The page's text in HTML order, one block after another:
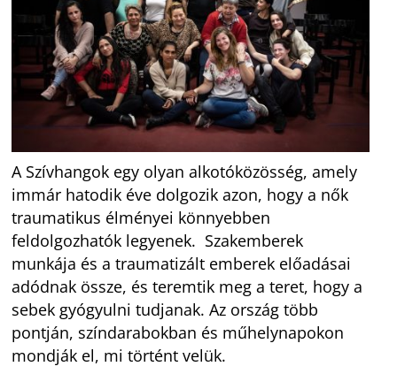
A Szívhangok egy olyan alkotóközösség, amely
immár hatodik éve dolgozik azon, hogy a nők
traumatikus élményei könnyebben
feldolgozhatók legyenek. Szakemberek
munkája és a traumatizált emberek előadásai
adódnak össze, és teremtik meg a teret, hogy a
sebek gyógyulni tudjanak. Az ország több
pontján, színdarabokban és műhelynapokon
mondják el, mi történt velük.